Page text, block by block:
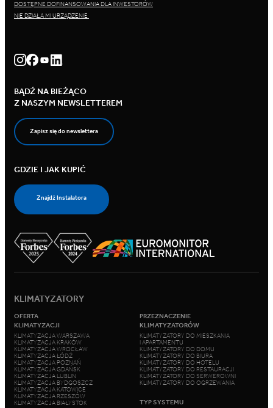
DOSTĘPNE DOFINANSOWANIA DLA INWESTORÓW
NIE DZIAŁA MI URZĄDZENIE
BĄDŹ NA BIEŻĄCO
Z NASZYM NEWSLETTEREM
Zapisz się do newslettera
GDZIE I JAK KUPIĆ
Znajdź Instalatora
KLIMATYZATORY
OFERTA
KLIMATYZACJI
KLIMATYZACJA WARSZAWA
KLIMATYZACJA KRAKÓW
KLIMATYZACJA WROCŁAW
KLIMATYZACJA ŁÓDŹ
KLIMATYZACJA POZNAŃ
KLIMATYZACJA GDAŃSK
KLIMATYZACJA LUBLIN
KLIMATYZACJA BYDGOSZCZ
KLIMATYZACJA KATOWICE
KLIMATYZACJA RZESZÓW
KLIMATYZACJA BIAŁYSTOK
PRZEZNACZENIE
KLIMATYZATORÓW
KLIMATYZATORY DO MIESZKANIA
I APARTAMENTU
KLIMATYZATORY DO DOMU
KLIMATYZATORY DO BIURA
KLIMATYZATORY DO HOTELU
KLIMATYZATORY DO RESTAURACJI
KLIMATYZATORY DO SERWEROWNI
KLIMATYZATORY DO OGRZEWANIA
TYP SYSTEMU